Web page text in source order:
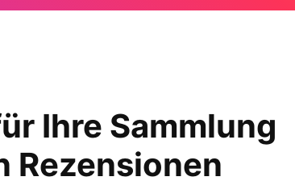
Ihre Sammlung
Rezensionen